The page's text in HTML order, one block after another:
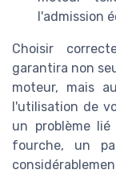
l'admission
Choisir
garantira non
moteur, mais
l'utilisation de
un problème
fourche, un